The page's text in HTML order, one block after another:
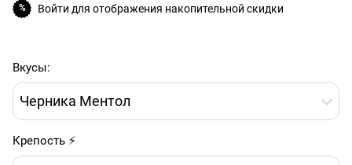
% Войти для отображения накопительной скидки
Вкусы:
Черника Ментол
Крепость ⚡